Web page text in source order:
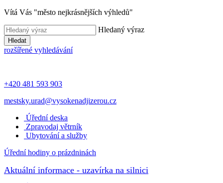
Vítá Vás "město nejkrásnějších výhledů"
Hledaný výraz
Hledat
rozšířené vyhledávání
+420 481 593 903
mestsky.urad@vysokenadjizerou.cz
Úřední deska
Zpravodaj větrník
Ubytování a služby
Úřední hodiny o prázdninách
Aktuální informace - uzavírka na silnici